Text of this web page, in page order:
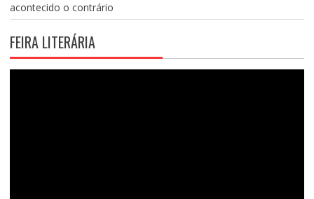
acontecido o contrário
FEIRA LITERÁRIA